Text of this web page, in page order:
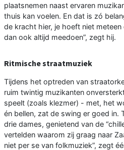
plaatsnemen naast ervaren
thuis kan voelen. En dat is zó
de kracht hier, je hoeft niet
dan ook altijd meedoen”, zegt hij.
Ritmische straatmuziek
Tijdens het optreden van
ruim twintig muzikanten
speelt (zoals klezmer) - met, het
én bellen, zat de swing er goed in.
drie dames, genietend van de
vertelden waarom zij graag naar
niet per se van folkmuziek”, zegt